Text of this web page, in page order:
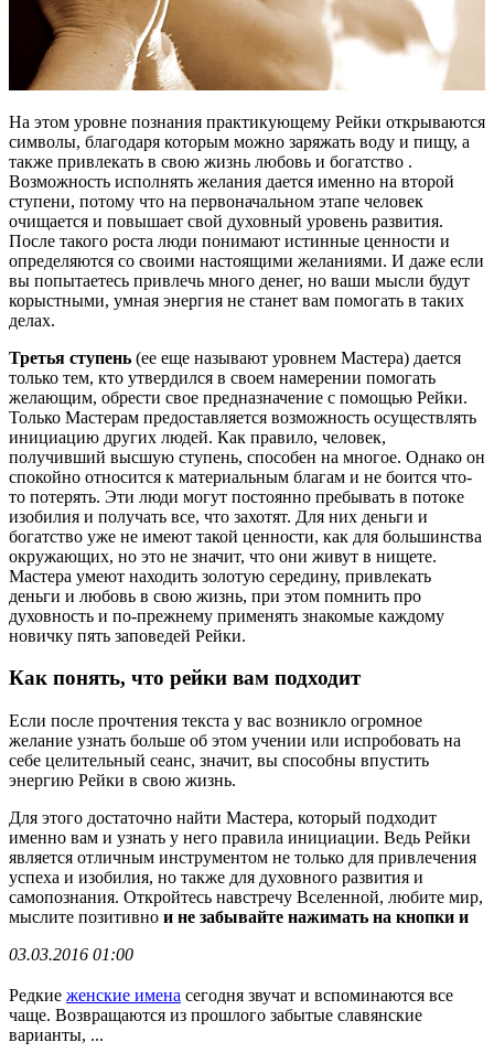
На этом уровне познания практикующему Рейки открываются
символы, благодаря которым можно заряжать воду и пищу, а
также привлекать в свою жизнь любовь и богатство .
Возможность исполнять желания дается именно на второй
ступени, потому что на первоначальном этапе человек
очищается и повышает свой духовный уровень развития.
После такого роста люди понимают истинные ценности и
определяются со своими настоящими желаниями. И даже если
вы попытаетесь привлечь много денег, но ваши мысли будут
корыстными, умная энергия не станет вам помогать в таких
делах.
Третья ступень (ее еще называют уровнем Мастера) дается
только тем, кто утвердился в своем намерении помогать
желающим, обрести свое предназначение с помощью Рейки.
Только Мастерам предоставляется возможность осуществлять
инициацию других людей. Как правило, человек,
получивший высшую ступень, способен на многое. Однако он
спокойно относится к материальным благам и не боится что-
то потерять. Эти люди могут постоянно пребывать в потоке
изобилия и получать все, что захотят. Для них деньги и
богатство уже не имеют такой ценности, как для большинства
окружающих, но это не значит, что они живут в нищете.
Мастера умеют находить золотую середину, привлекать
деньги и любовь в свою жизнь, при этом помнить про
духовность и по-прежнему применять знакомые каждому
новичку пять заповедей Рейки.
Как понять, что рейки вам подходит
Если после прочтения текста у вас возникло огромное
желание узнать больше об этом учении или испробовать на
себе целительный сеанс, значит, вы способны впустить
энергию Рейки в свою жизнь.
Для этого достаточно найти Мастера, который подходит
именно вам и узнать у него правила инициации. Ведь Рейки
является отличным инструментом не только для привлечения
успеха и изобилия, но также для духовного развития и
самопознания. Откройтесь навстречу Вселенной, любите мир,
мыслите позитивно и не забывайте нажимать на кнопки и
03.03.2016 01:00
Редкие женские имена сегодня звучат и вспоминаются все
чаще. Возвращаются из прошлого забытые славянские
варианты, ...